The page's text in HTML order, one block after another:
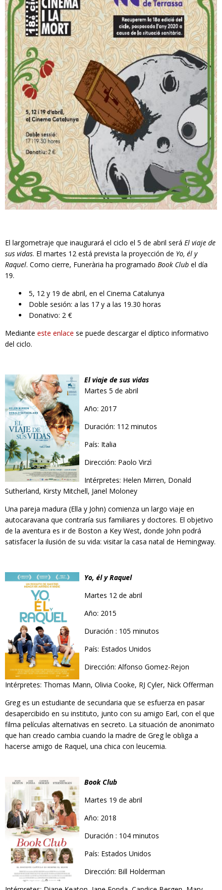
RESPONSABILIDAD SOCIAL
El largometraje que inaugurará el ciclo el 5 de abril será El viaje de
sus vidas. El martes 12 está prevista la proyección de Yo, él y
Raquel. Como cierre, Funerària ha programado Book Club el día
19.
5, 12 y 19 de abril, en el Cinema Catalunya
Doble sesión: a las 17 y a las 19.30 horas
Donativo: 2 €
Mediante este enlace se puede descargar el díptico informativo
del ciclo.
El viaje de sus vidas
Martes 5 de abril
Año: 2017
Duración: 112 minutos
País: Italia
Dirección: Paolo Virzì
Intérpretes: Helen Mirren, Donald
Sutherland, Kirsty Mitchell, Janel Moloney
Una pareja madura (Ella y John) comienza un largo viaje en
autocaravana que contraría sus familiares y doctores. El objetivo
de la aventura es ir de Boston a Key West, donde John podrá
satisfacer la ilusión de su vida: visitar la casa natal de Hemingway.
Yo, él y Raquel
Martes 12 de abril
Año: 2015
Duración : 105 minutos
País: Estados Unidos
Dirección: Alfonso Gomez-Rejon
Intérpretes: Thomas Mann, Olivia Cooke, RJ Cyler, Nick Offerman
Greg es un estudiante de secundaria que se esfuerza en pasar
desapercibido en su instituto, junto con su amigo Earl, con el que
filma películas alternativas en secreto. La situación de anonimato
que han creado cambia cuando la madre de Greg le obliga a
hacerse amigo de Raquel, una chica con leucemia.
Book Club
Martes 19 de abril
Año: 2018
Duración : 104 minutos
País: Estados Unidos
Dirección: Bill Holderman